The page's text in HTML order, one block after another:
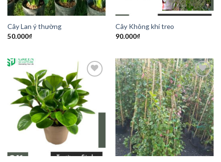
Cây Lan ý thường
50.000₫
Cây Không khí treo
90.000₫
Add to
Wishlist
Add to
Wishlist